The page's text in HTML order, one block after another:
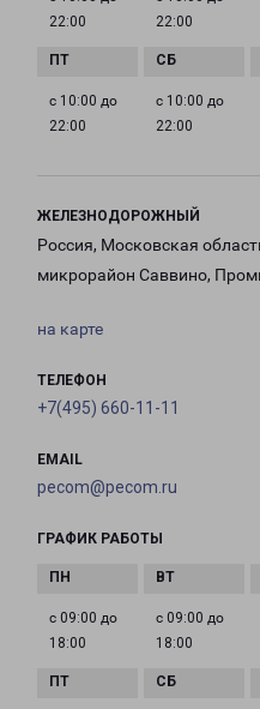
22:00
22:00
с 10:00 до
22:00
с 10:00 до
22:00
ЖЕЛЕЗНОДОРОЖНЫЙ
Россия, Московская
микрорайон Саввино,
на карте
ТЕЛЕФОН
+7(495) 660-11-11
EMAIL
pecom@pecom.ru
ГРАФИК РАБОТЫ
с 09:00 до
18:00
с 09:00 до
18:00